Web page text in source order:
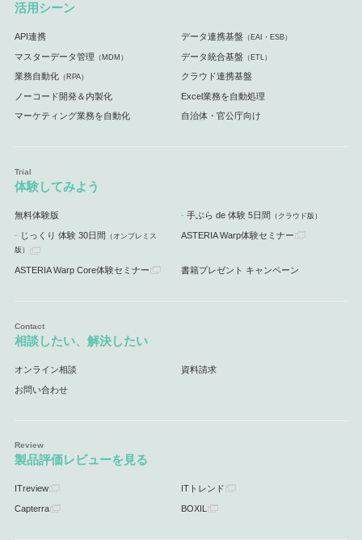
活用シーン
API連携 データ連携基盤 （EAI・ESB）
マスターデータ管理 （MDM） データ統合基盤 （ETL）
業務自動化（RPA） クラウド連携基盤
ノーコード開発＆内製化 Excel業務を自動処理
マーケティング業務を自動化 自治体・官公庁向け
体験してみよう
無料体験版 手ぶら de 体験 5日間 （クラウド版）
じっくり 体験 30日間 （オンプレミス
版）
ASTERIA Warp体験セミナー
ASTERIA Warp Core体験セミナー 書籍プレゼント キャンペーン
相談したい、解決したい
オンライン相談 資料請求
お問い合わせ
製品評価レビューを見る
ITreview ITトレンド
Capterra BOXIL